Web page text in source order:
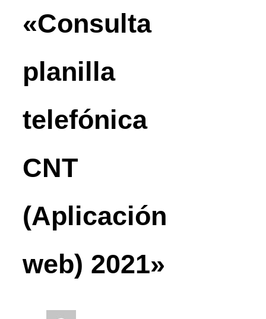
«Consulta
planilla
telefónica
CNT
(Aplicación
web) 2021»